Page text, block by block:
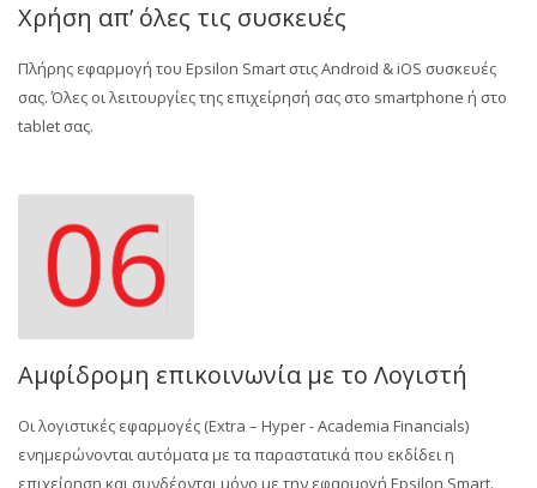
Χρήση απ’ όλες τις συσκευές
Πλήρης εφαρμογή του Epsilon Smart στις Android & iOS συσκευές
σας. Όλες οι λειτουργίες της επιχείρησή σας στο smartphone ή στο
tablet σας.
Αμφίδρομη επικοινωνία με το Λογιστή
Οι λογιστικές εφαρμογές (Extra – Hyper - Academia Financials)
ενημερώνονται αυτόματα με τα παραστατικά που εκδίδει η
επιχείρηση και συνδέονται μόνο με την εφαρμογή Epsilon Smart.